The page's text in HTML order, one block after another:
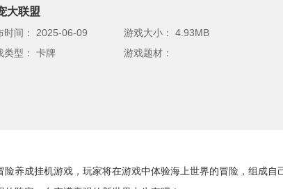
大联盟
时间： 2025-06-09
类型： 卡牌
游戏大小： 4.93MB
游戏题材：
险养成挂机游戏，玩家将在游戏中体验海上世界的冒险，组成